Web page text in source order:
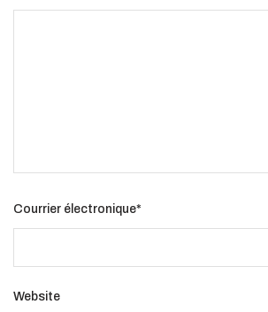
Courrier électronique*
Website